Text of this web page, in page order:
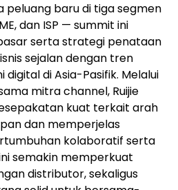
peluang baru di tiga segmen
dan ISP — summit ini
serta strategi penataan
sejalan dengan tren
di Asia-Pasifik. Melalui
mitra channel, Ruijie
kuat terkait arah
dan memperjelas
kolaboratif serta
semakin memperkuat
distributor, sekaligus